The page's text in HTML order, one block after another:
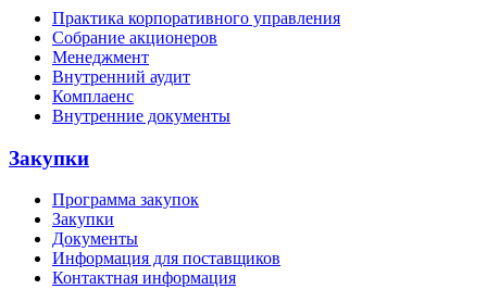
Практика корпоративного управления
Собрание акционеров
Менеджмент
Внутренний аудит
Комплаенс
Внутренние документы
Закупки
Программа закупок
Закупки
Документы
Информация для поставщиков
Контактная информация